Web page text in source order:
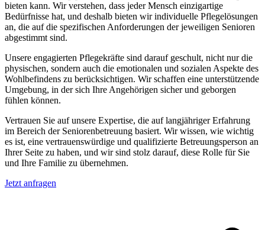
bieten kann. Wir verstehen, dass jeder Mensch einzigartige
Bedürfnisse hat, und deshalb bieten wir individuelle Pflegelösungen
an, die auf die spezifischen Anforderungen der jeweiligen Senioren
abgestimmt sind.
Unsere engagierten Pflegekräfte sind darauf geschult, nicht nur die
physischen, sondern auch die emotionalen und sozialen Aspekte des
Wohlbefindens zu berücksichtigen. Wir schaffen eine unterstützende
Umgebung, in der sich Ihre Angehörigen sicher und geborgen
fühlen können.
Vertrauen Sie auf unsere Expertise, die auf langjähriger Erfahrung
im Bereich der Seniorenbetreuung basiert. Wir wissen, wie wichtig
es ist, eine vertrauenswürdige und qualifizierte Betreuungsperson an
Ihrer Seite zu haben, und wir sind stolz darauf, diese Rolle für Sie
und Ihre Familie zu übernehmen.
Jetzt anfragen